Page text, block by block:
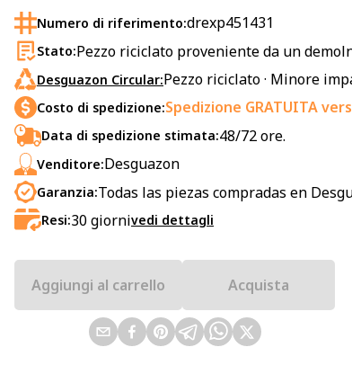
Numero di riferimento:drexp451431
Stato:Pezzo riciclato proveniente da un
Desguazon Circular:Pezzo riciclato · Minore
Costo di spedizione:Spedizione GRATUITA
Data di spedizione stimata:48/72 ore.
Venditore:Desguazon
Garanzia:Todas las piezas compradas en
Resi:30giornivedi dettagli
Aggiungi al carrello Acquista